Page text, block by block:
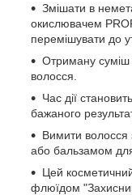
Змішати в
окислювачем
перемішувати до
Отриману суміш
волосся.
Час дії
бажаного
Вимити
або бальзамом
Цей
флюїдом